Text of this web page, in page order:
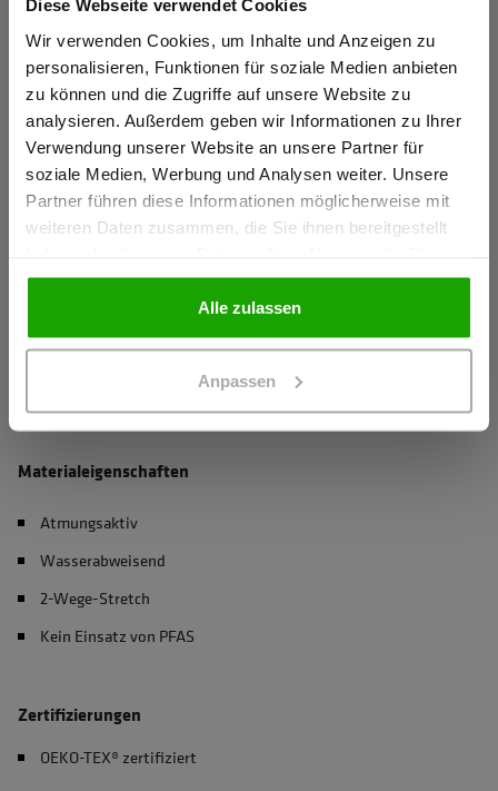
Diese Webseite verwendet Cookies
Wir verwenden Cookies, um Inhalte und Anzeigen zu
personalisieren, Funktionen für soziale Medien anbieten
zu können und die Zugriffe auf unsere Website zu
analysieren. Außerdem geben wir Informationen zu Ihrer
Verwendung unserer Website an unsere Partner für
soziale Medien, Werbung und Analysen weiter. Unsere
Partner führen diese Informationen möglicherweise mit
weiteren Daten zusammen, die Sie ihnen bereitgestellt
gesammelt haben.
Alle zulassen
Anpassen
Wasserabweisendes Stretchmaterial für perfekten
Tragekomfort
Elastischer Komfortbund für perfekte Passform
Verdeckter Knopf und Reißverschluss verhindert das
Verkratzen von sensiblen Oberflächen
mehr anzeigen
Schöffel PRO GmbH, Albert-Einstein-Strasse 1, 86830
Schwabmünchen, Deutschland
Materialeigenschaften
Atmungsaktiv
Wasserabweisend
2-Wege-Stretch
Kein Einsatz von PFAS
Zertifizierungen
OEKO-TEX® zertifiziert
Sind Sie
Gewerbetreibender?
Ich bestätige, dass ich Gewerbetreibender bin. Alle
Preise werden netto ausgewiesen.